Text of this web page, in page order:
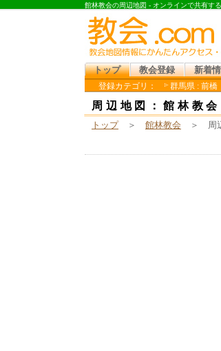
館林教会の周辺地図 - オンラインで共有す
トップ 教会登録 新着
登録カテゴリ：
群馬県 : 前橋
周辺地図：館林教会
トップ ＞ 館林教会 ＞ 周辺